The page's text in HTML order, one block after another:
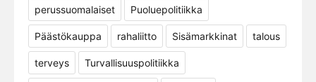
perussuomalaiset Puoluepolitiikka
Päästökauppa rahaliitto Sisämarkkinat talous
terveys Turvallisuuspolitiikka